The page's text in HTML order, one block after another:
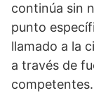
continúa sin
punto
llamado a la
a través de
competentes.